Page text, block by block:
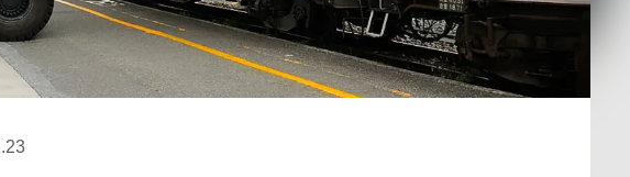
運営会社
採用情報
セミナー
【8/12開催】「イノベーションを数値化
する」～投資される事業の基準と、終活
DX「SouSou」に学ぶ資金調達・巻き込